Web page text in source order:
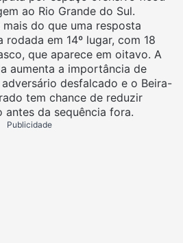
ao Rio Grande do Sul.
do que uma resposta
em 14º lugar, com 18
que aparece em oitavo. A
aumenta a importância de
desfalcado e o Beira-
tem chance de reduzir
antes da sequência fora.
Publicidade